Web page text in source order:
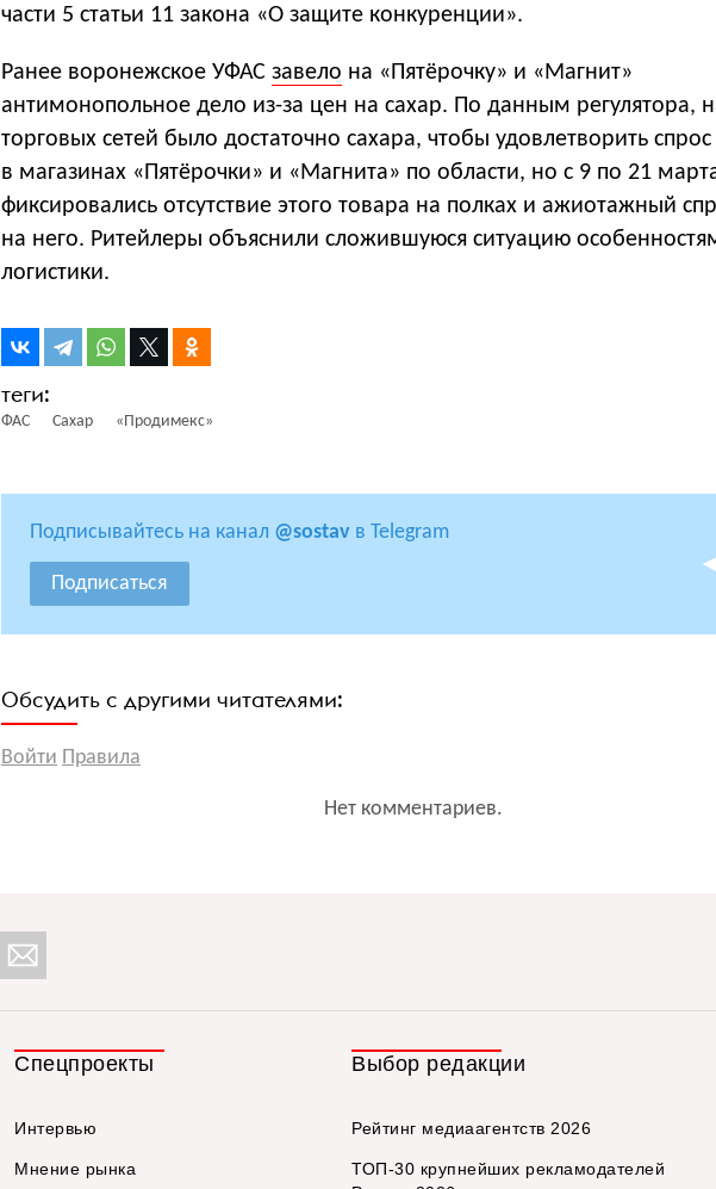
части 5 статьи 11 закона «О защите конкуренции».
Ранее воронежское УФАС завело на «Пятёрочку» и «Магнит»
антимонопольное дело из-за цен на сахар. По данным регулятора,
торговых сетей было достаточно сахара, чтобы удовлетворить спрос
в магазинах «Пятёрочки» и «Магнита» по области, но с 9 по 21
фиксировались отсутствие этого товара на полках и ажиотажный
на него. Ритейлеры объяснили сложившуюся ситуацию
логистики.
ФАС Сахар «Продимекс»
Подписывайтесь на канал @sostav в Telegram
Подписаться
Обсудить с другими читателями:
Войти Правила
Нет комментариев.
Спецпроекты
Интервью
Мнение рынка
Выбор редакции
Рейтинг медиаагентств 2026
ТОП-30 крупнейших рекламодателей